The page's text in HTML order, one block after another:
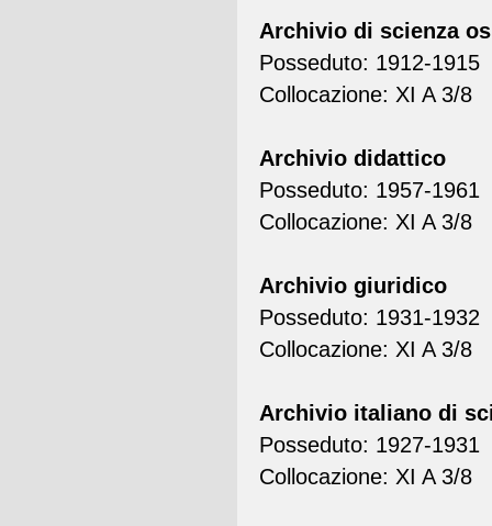
Archivio di scienza
Posseduto: 1912-1915
Collocazione: XI A 3/8
Archivio didattico
Posseduto: 1957-1961
Collocazione: XI A 3/8
Archivio giuridico
Posseduto: 1931-1932
Collocazione: XI A 3/8
Archivio italiano di
Posseduto: 1927-1931
Collocazione: XI A 3/8